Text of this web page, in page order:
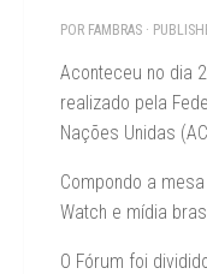
POR FAMBRAS ·
Aconteceu no dia
realizado pela
Nações Unidas
Compondo a
Watch e mídia
O Fórum foi